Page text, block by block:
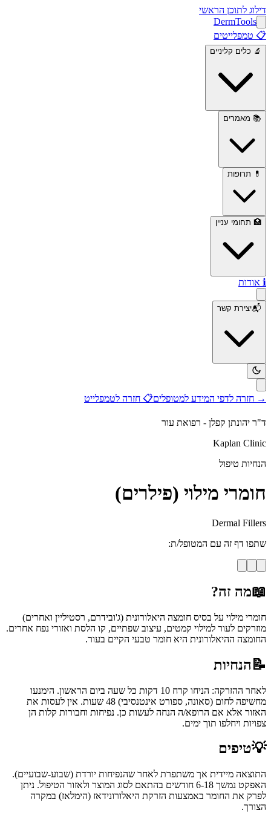
דילוג לתוכן הראשי
DermTools
📋 טמפלייטים
🔬 כלים קליניים
📚 מאמרים
💊 תרופות
🏥 תחומי עניין
ℹ️ אודות
📬יצירת קשר
→ חזרה לדפי המידע למטופלים📋 חזרה לטמפלייט
ד"ר יהונתן קפלן - רפואת עור
Kaplan Clinic
הנחיות טיפול
חומרי מילוי (פילרים)
Dermal Fillers
שתפו דף זה עם המטופל/ת:
📖מה זה?
חומרי מילוי על בסיס חומצה היאלורונית (ג'ובידרם, רסטיליין ואחרים)
מוזרקים לעור למילוי קמטים, עיצוב שפתיים, קו הלסת ואזורי נפח אחרים.
החומצה ההיאלורונית היא חומר טבעי הקיים בעור.
📝 הנחיות
לאחר ההזרקה: הניחו קרח 10 דקות כל שעה ביום הראשון. הימנעו
מחשיפה לחום (סאונה, ספורט אינטנסיבי) 48 שעות. אין לעסות את
האזור אלא אם הרופא/ה הנחה לעשות כן. נפיחות וחבורות קלות הן
צפויות ויחלפו תוך ימים.
💡טיפים
התוצאה מיידית אך משתפרת לאחר שהנפיחות יורדת (שבוע-שבועיים).
האפקט נמשך 6-18 חודשים בהתאם לסוג המוצר ולאזור הטיפול. ניתן
לפרק את החומר באמצעות הזרקת היאלורונידאז (הימלאז) במקרה
הצורך.